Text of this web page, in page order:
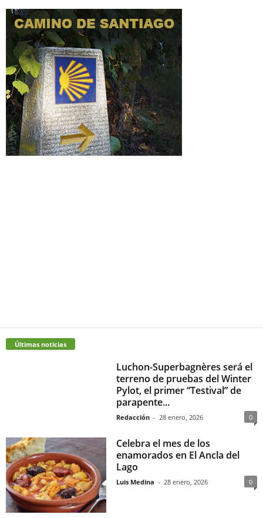
Últimas noticias
Luchon-Superbagnères será el
terreno de pruebas del Winter
Pylot, el primer “Testival” de
parapente...
Redacción - 28 enero, 2026 0
Celebra el mes de los
enamorados en El Ancla del
Lago
Luis Medina - 28 enero, 2026 0